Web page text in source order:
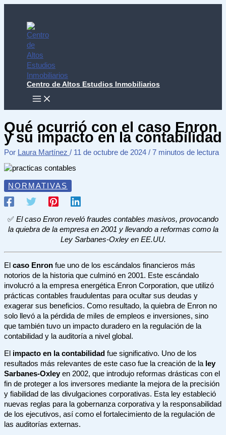
contenido
Centro de Altos Estudios Inmobiliarios
MAIN
MENU
Qué ocurrió con el caso Enron
y su impacto en la contabilidad
Por Laura Martínez / 11 de octubre de 2024 / 7 minutos de lectura
NORMATIVAS
✅ El caso Enron reveló fraudes contables masivos, provocando
la quiebra de la empresa en 2001 y llevando a reformas como la
Ley Sarbanes-Oxley en EE.UU.
El caso Enron fue uno de los escándalos financieros más
notorios de la historia que culminó en 2001. Este escándalo
involucró a la empresa energética Enron Corporation, que utilizó
prácticas contables fraudulentas para ocultar sus deudas y
exagerar sus beneficios. Como resultado, la quiebra de Enron no
solo llevó a la pérdida de miles de empleos e inversiones, sino
que también tuvo un impacto duradero en la regulación de la
contabilidad y la auditoría a nivel global.
El impacto en la contabilidad fue significativo. Uno de los
resultados más relevantes de este caso fue la creación de la ley
Sarbanes-Oxleyen 2002, que introdujo reformas drásticas con el
fin de proteger a los inversores mediante la mejora de la precisión
y fiabilidad de las divulgaciones corporativas. Esta ley estableció
nuevas reglas para la gobernanza corporativa y la responsabilidad
de los ejecutivos, así como el fortalecimiento de la regulación de
las auditorías externas.